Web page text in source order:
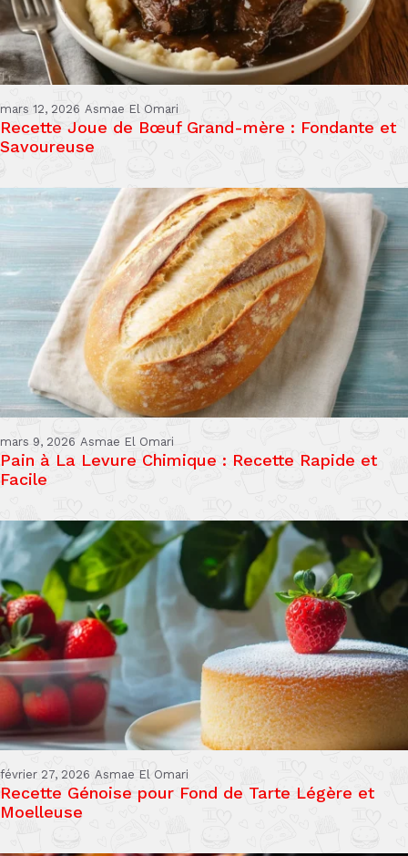
mars 12, 2026 Asmae El Omari
Recette Joue de Bœuf Grand-mère : Fondante et
Savoureuse
mars 9, 2026 Asmae El Omari
Pain à La Levure Chimique : Recette Rapide et
Facile
février 27, 2026 Asmae El Omari
Recette Génoise pour Fond de Tarte Légère et
Moelleuse